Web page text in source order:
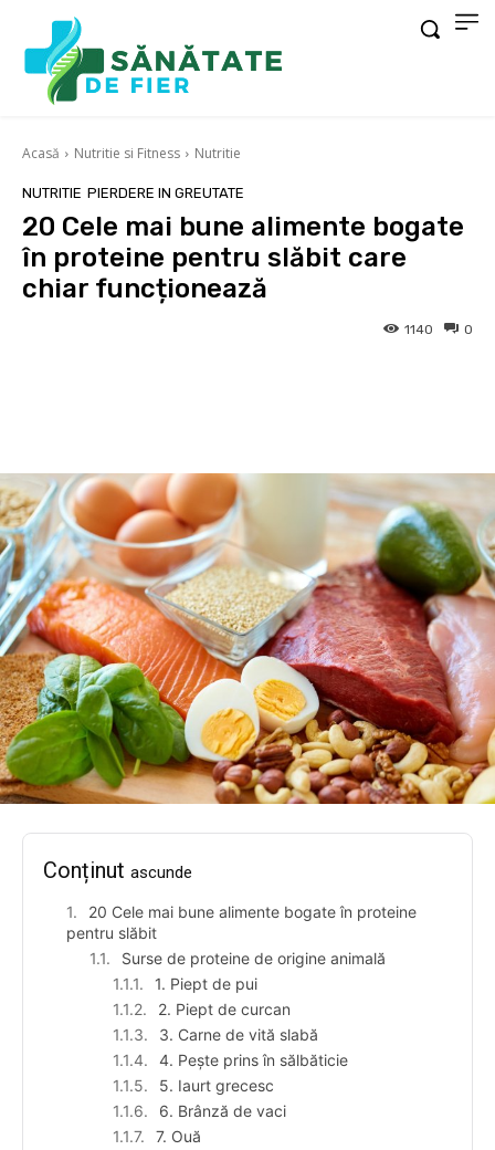
Acasă Nutritie si Fitness Nutritie
NUTRITIE PIERDERE IN GREUTATE
20 Cele mai bune alimente bogate
în proteine pentru slăbit care
chiar funcționează
0
1140
Conținut ascunde
20 Cele mai bune alimente bogate în proteine
pentru slăbit
Surse de proteine de origine animală
1. Piept de pui
2. Piept de curcan
3. Carne de vită slabă
4. Pește prins în sălbăticie
5. Iaurt grecesc
6. Brânză de vaci
7. Ouă